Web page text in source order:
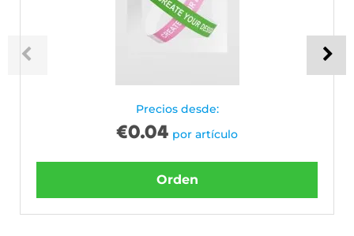
Precios desde:
€0.04 por artículo
Orden